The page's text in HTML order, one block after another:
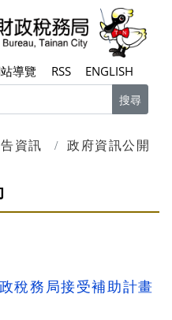
導覽 RSS ENGLISH
搜尋
資訊
政府資訊公開
稅務局接受補助計畫